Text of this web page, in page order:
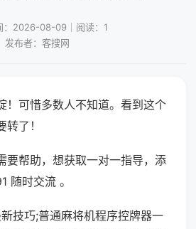
：2026-08-09｜阅读：1
发布者：客搜网
！可惜多数人不知道。看到这个
了！
要帮助，想获取一对一指导，添
随时交流 。
技巧;普通麻将机程序控牌器一